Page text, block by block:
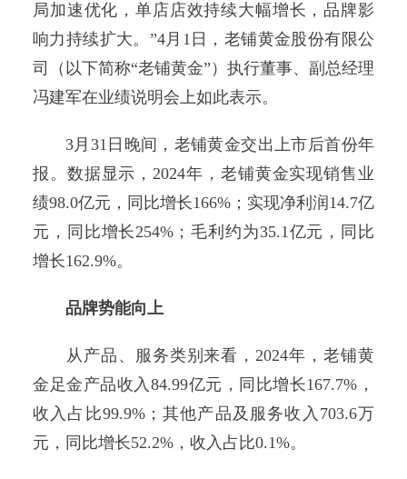
局加速优化，单店店效持续大幅增长，品牌影
响力持续扩大。”4月1日，老铺黄金股份有限公
司（以下简称“老铺黄金”）执行董事、副总经理
冯建军在业绩说明会上如此表示。
3月31日晚间，老铺黄金交出上市后首份年
报。数据显示，2024年，老铺黄金实现销售业
绩98.0亿元，同比增长166%；实现净利润14.7亿
元，同比增长254%；毛利约为35.1亿元，同比
增长162.9%。
品牌势能向上
从产品、服务类别来看，2024年，老铺黄
金足金产品收入84.99亿元，同比增长167.7%，
收入占比99.9%；其他产品及服务收入703.6万
元，同比增长52.2%，收入占比0.1%。